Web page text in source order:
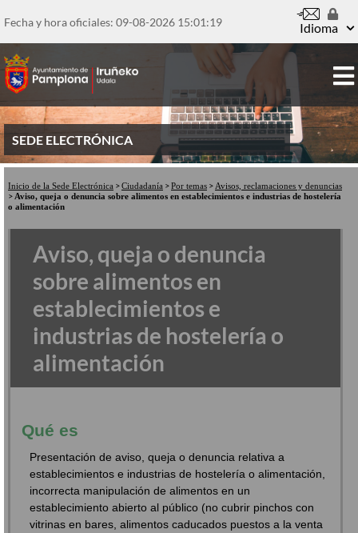
al
principal
Fecha y hora oficiales: 09-08-2026 15:01:20 Idioma
SEDE ELECTRÓNICA
Inicio de la Sede Electrónica Ciudadanía Por temas
Avisos, reclamaciones y denuncias
Aviso, queja o denuncia sobre alimentos en establecimientos e industrias de hostelería
o alimentación
Aviso, queja o denuncia
sobre alimentos en
establecimientos e
industrias de hostelería o
alimentación
Qué es
Presentación de aviso, queja o denuncia relativa a
establecimientos e industrias de hostelería o alimentación,
incorrecta manipulación de alimentos en un
establecimiento abierto al público (no cubrir pinchos con
vitrinas en bares, alimentos caducados puestos a la venta